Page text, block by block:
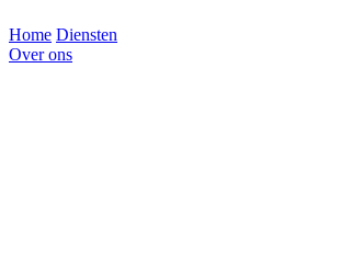
Home Diensten
Over ons